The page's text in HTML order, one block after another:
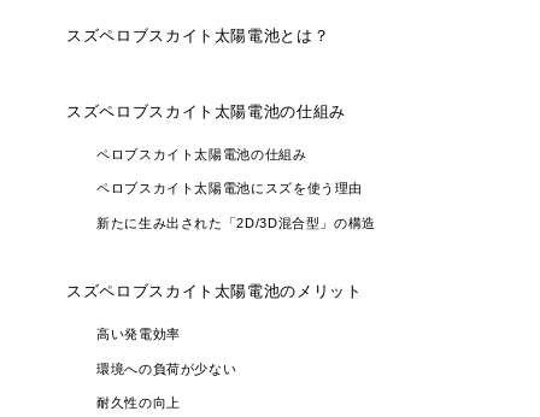
スズペロブスカイト太陽電池とは？
スズペロブスカイト太陽電池の仕組み
ペロブスカイト太陽電池の仕組み
ペロブスカイト太陽電池にスズを使う理由
新たに生み出された「2D/3D混合型」の構造
スズペロブスカイト太陽電池のメリット
高い発電効率
環境への負荷が少ない
耐久性の向上